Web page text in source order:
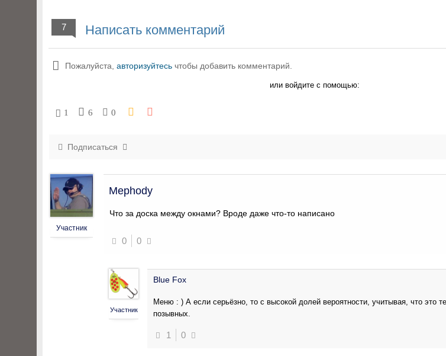
7 Написать комментарий
Пожалуйста, авторизуйтесь чтобы добавить комментарий.
или войдите с помощью:
1 6 0
Подписаться
Участник
Mephody
Что за доска между окнами? Вроде даже что-то написано
0 0
Участник
Blue Fox
Меню : ) А если серьёзно, то с высокой долей вероятности, учитывая, что это
позывных.
1 0